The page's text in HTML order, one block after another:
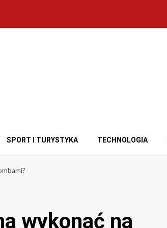
SPORT I TURYSTYKA TECHNOLOGIA
wykonać na